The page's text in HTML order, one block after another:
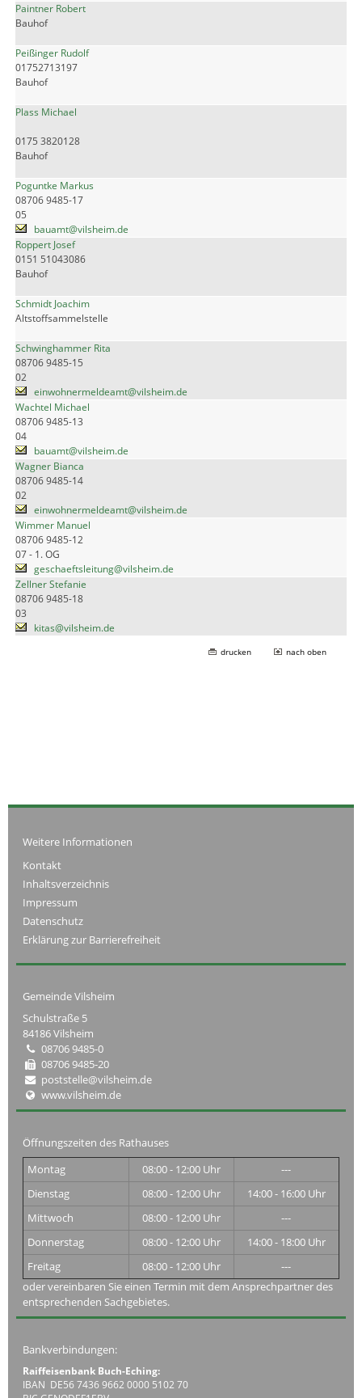
Paintner Robert
Bauhof
Peißinger Rudolf
01752713197
Bauhof
Plass Michael
0175 3820128
Bauhof
Poguntke Markus
08706 9485-17
05
bauamt@vilsheim.de
Roppert Josef
0151 51043086
Bauhof
Schmidt Joachim
Altstoffsammelstelle
Schwinghammer Rita
08706 9485-15
02
einwohnermeldeamt@vilsheim.de
Wachtel Michael
08706 9485-13
04
bauamt@vilsheim.de
Wagner Bianca
08706 9485-14
02
einwohnermeldeamt@vilsheim.de
Wimmer Manuel
08706 9485-12
07 - 1. OG
geschaeftsleitung@vilsheim.de
Zellner Stefanie
08706 9485-18
03
kitas@vilsheim.de
drucken nach oben
Weitere Informationen
Kontakt
Inhaltsverzeichnis
Impressum
Datenschutz
Erklärung zur Barrierefreiheit
Gemeinde Vilsheim
Schulstraße 5
84186 Vilsheim
08706 9485-0
08706 9485-20
poststelle@vilsheim.de
www.vilsheim.de
Öffnungszeiten des Rathauses
Montag
08:00 - 12:00 Uhr
---
Dienstag
08:00 - 12:00 Uhr
14:00 - 16:00 Uhr
Mittwoch
08:00 - 12:00 Uhr
---
Donnerstag
08:00 - 12:00 Uhr
14:00 - 18:00 Uhr
Freitag
08:00 - 12:00 Uhr
---
oder vereinbaren Sie einen Termin mit dem Ansprechpartner des
entsprechenden Sachgebietes.
Bankverbindungen:
Raiffeisenbank Buch-Eching:
IBAN DE56 7436 9662 0000 5102 70